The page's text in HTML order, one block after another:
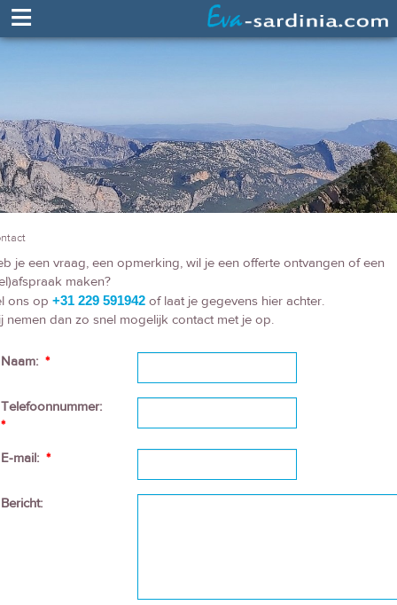
≡
je een vraag, een opmerking, wil je een offerte ontvangen of een
maken?
ons op +31 229 591942 of laat je gegevens hier achter.
nemen dan zo snel mogelijk contact met je op.
Naam: *
Telefoonnummer:
*
E-mail: *
Bericht: